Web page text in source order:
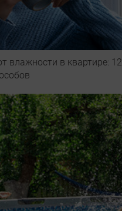
влажности в квартире: 12